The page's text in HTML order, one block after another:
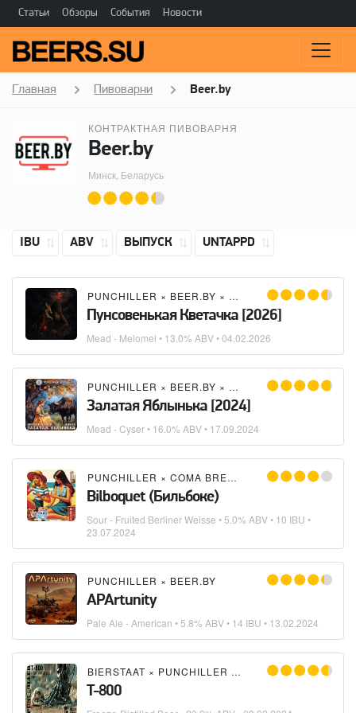
Статьи Обзоры События Новости
Главная Пивоварни Beer.by
КОНТРАКТНАЯ ПИВОВАРНЯ
Beer.by
Минск, Беларусь
IBU ABV ВЫПУСК UNTAPPD
PUNCHILLER × BEER.BY × LOST MEADERY
Пунсовенькая Кветачка [2026]
Mead - Melomel • 13.0% ABV •04.02.2026
PUNCHILLER × BEER.BY × LOST MEADERY
Залатая Яблынька [2024]
Mead - Cyser• 16.0% ABV • 17.09.2024
PUNCHILLER × COMA BREWERY × BEER.BY
Bilboquet (Бильбоке)
Sour - Fruited Berliner Weisse • 5.0% ABV • 10 IBU •
23.07.2024
PUNCHILLER × BEER.BY
APArtunity
Pale Ale - American • 5.8% ABV • 14 IBU • 13.02.2024
BIERSTAAT × PUNCHILLER BEER.BY
T-800